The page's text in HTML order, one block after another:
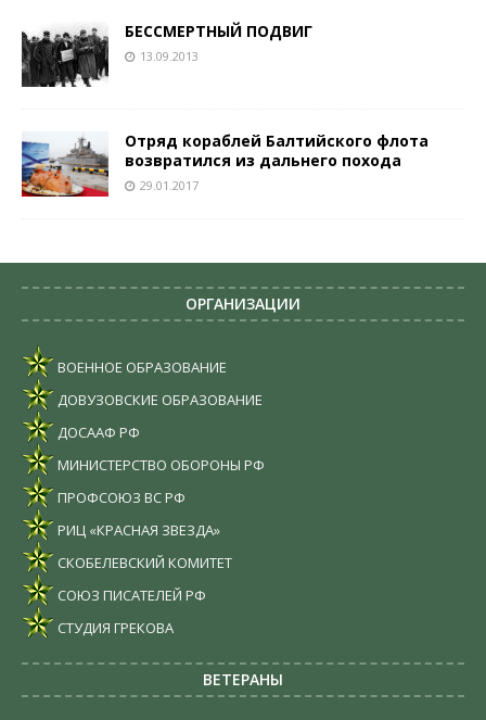
БЕССМЕРТНЫЙ ПОДВИГ
13.09.2013
Отряд кораблей Балтийского флота
возвратился из дальнего похода
29.01.2017
ОРГАНИЗАЦИИ
ВОЕННОЕ ОБРАЗОВАНИЕ
ДОВУЗОВСКИЕ ОБРАЗОВАНИЕ
ДОСААФ РФ
МИНИСТЕРСТВО ОБОРОНЫ РФ
ПРОФСОЮЗ ВС РФ
РИЦ «КРАСНАЯ ЗВЕЗДА»
СКОБЕЛЕВСКИЙ КОМИТЕТ
СОЮЗ ПИСАТЕЛЕЙ РФ
СТУДИЯ ГРЕКОВА
ВЕТЕРАНЫ